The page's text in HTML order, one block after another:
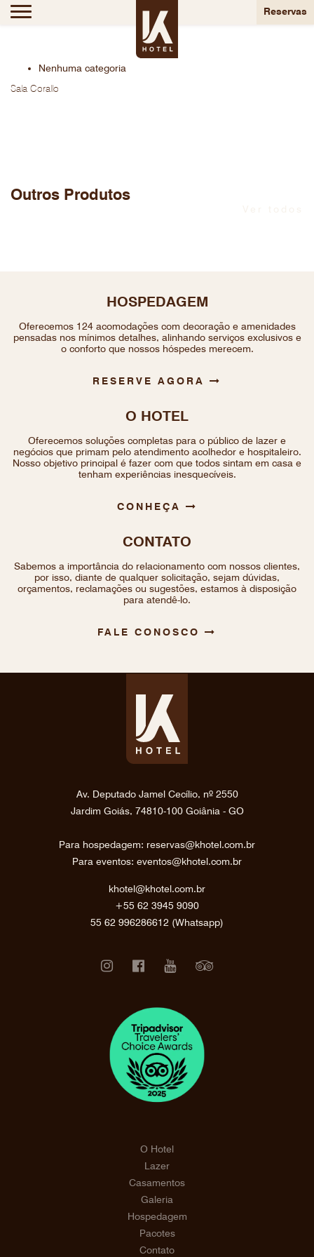
Reservas
Produtos
Nenhuma categoria
Sala Corallo
Outros Produtos
HOSPEDAGEM
Oferecemos 124 acomodações com decoração e amenidades
pensadas nos mínimos detalhes, alinhando serviços exclusivos e
o conforto que nossos hóspedes merecem.
RESERVE AGORA
O HOTEL
Oferecemos soluções completas para o público de lazer e
negócios que primam pelo atendimento acolhedor e hospitaleiro.
Nosso objetivo principal é fazer com que todos sintam em casa e
tenham experiências inesquecíveis.
CONHEÇA
CONTATO
Sabemos a importância do relacionamento com nossos clientes,
por isso, diante de qualquer solicitação, sejam dúvidas,
orçamentos, reclamações ou sugestões, estamos à disposição
para atendê-lo.
FALE CONOSCO
Av. Deputado Jamel Cecílio, nº 2550
Jardim Goiás, 74810-100 Goiânia - GO
Para hospedagem: reservas@khotel.com.br
Para eventos: eventos@khotel.com.br
khotel@khotel.com.br
+55 62 3945 9090
55 62 996286612 (Whatsapp)
O Hotel
Lazer
Casamentos
Galeria
Hospedagem
Pacotes
Contato